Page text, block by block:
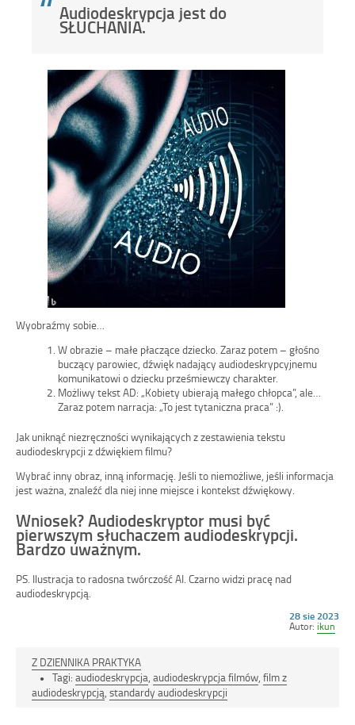
Audiodeskrypcja jest do
SŁUCHANIA.
Wyobraźmy sobie…
W obrazie – małe płaczące dziecko. Zaraz potem – głośno
buczący parowiec, dźwięk nadający audiodeskrypcyjnemu
komunikatowi o dziecku prześmiewczy charakter.
Możliwy tekst AD: „Kobiety ubierają małego chłopca”, ale…
Zaraz potem narracja: „To jest tytaniczna praca” :).
Jak uniknąć niezręczności wynikających z zestawienia tekstu
audiodeskrypcji z dźwiękiem filmu?
Wybrać inny obraz, inną informację. Jeśli to niemożliwe, jeśli informacja
jest ważna, znaleźć dla niej inne miejsce i kontekst dźwiękowy.
Wniosek? Audiodeskryptor musi być
pierwszym słuchaczem audiodeskrypcji.
Bardzo uważnym.
PS. Ilustracja to radosna twórczość AI. Czarno widzi pracę nad
audiodeskrypcją.
Opublikowano
w
28 sie 2023
Autor: ikun
Z DZIENNIKA PRAKTYKA
Tagi: audiodeskrypcja audiodeskrypcja filmów film z
audiodeskrypcją standardy audiodeskrypcji